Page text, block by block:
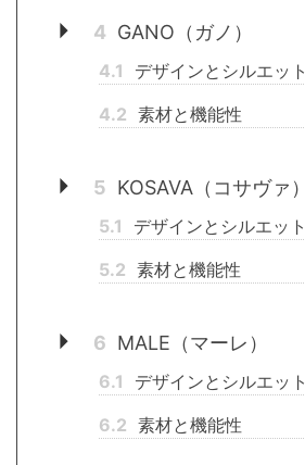
4 GANO（ガノ）
4.1
デザインとシルエット
4.2 素材と機能性
5 KOSAVA（コサヴァ）
5.1
デザインとシルエット
5.2 素材と機能性
6 MALE（マーレ）
6.1
デザインとシルエット
6.2 素材と機能性